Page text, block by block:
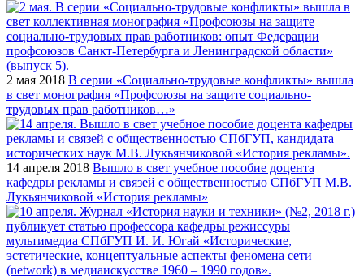
2 мая 2018 В серии «Социально-трудовые конфликты» вышла
в свет монография «Профсоюзы на защите социально-
трудовых прав работников…»
14 апреля 2018 Вышло в свет учебное пособие доцента
кафедры рекламы и связей с общественностью СПбГУП М.В.
Лукьянчиковой «История рекламы»